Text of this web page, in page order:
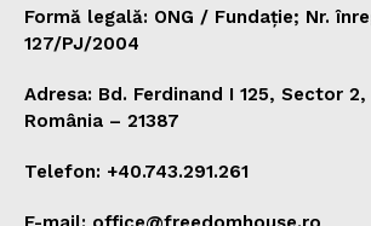
Formă legală: ONG / Fundație; Nr.
127/PJ/2004
Adresa: Bd. Ferdinand I 125, Sector
România – 21387
Telefon: +40.743.291.261